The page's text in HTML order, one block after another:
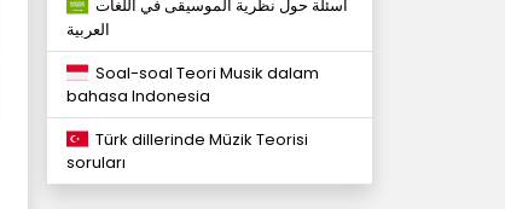
العربية
Soal-soal Teori Musik dalam
bahasa Indonesia
Türk dillerinde Müzik Teorisi
soruları